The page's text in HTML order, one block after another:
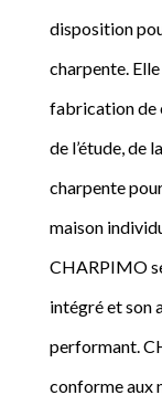
disposition
charpente.
fabrication de
de l’étude, de
charpente
maison
CHARPIMO
intégré et son
performant.
conforme aux